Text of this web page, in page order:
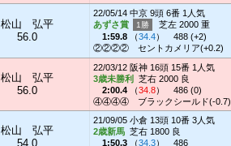
松山 弘平
56.0
22/05/14 中京 9頭 6番 1人気
あずさ賞
芝左 2000 重
1:59.8 （34.4）
488 (+2)
②②②②
セントカメリア(+0.2)
松山 弘平
56.0
22/03/12 阪神 16頭 15番 1人気
3歳未勝利
芝右 2000 良
2:00.4 （34.8）
486 (0)
④④④④
ブラックシールド(-0.7)
松山 弘平
54.0
21/09/05 小倉 13頭 10番 3人気
2歳新馬 芝右 1800 良
1:50.3 （34.3） 486